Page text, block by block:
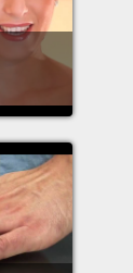
讓它
of
到冒